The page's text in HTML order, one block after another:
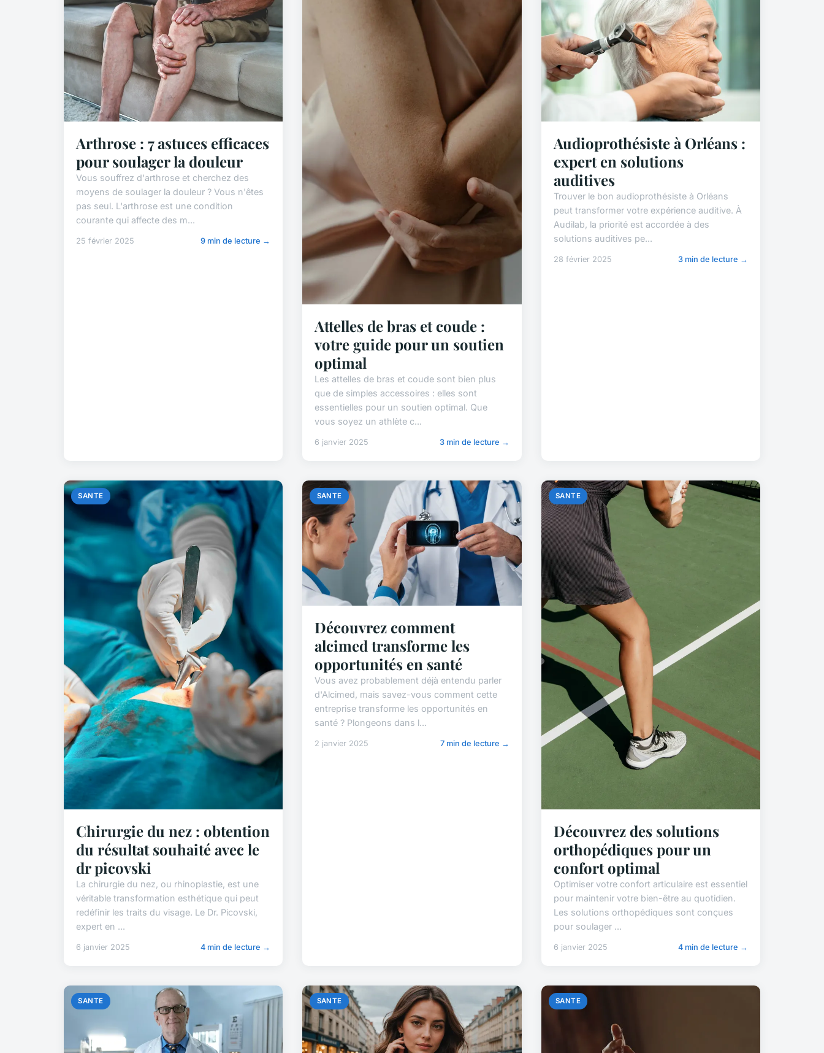
Arthrose : 7 astuces efficaces
pour soulager la douleur
Vous souffrez d'arthrose et cherchez des
moyens de soulager la douleur ? Vous n'êtes
pas seul. L'arthrose est une condition
courante qui affecte des m...
25 février 2025 9 min de lecture →
Attelles de bras et coude :
votre guide pour un soutien
optimal
Les attelles de bras et coude sont bien plus
que de simples accessoires : elles sont
essentielles pour un soutien optimal. Que
vous soyez un athlète c...
6 janvier 2025 3 min de lecture →
Audioprothésiste à Orléans :
expert en solutions
auditives
Trouver le bon audioprothésiste à Orléans
peut transformer votre expérience auditive. À
Audilab, la priorité est accordée à des
solutions auditives pe...
28 février 2025 3 min de lecture →
SANTE
Chirurgie du nez : obtention
du résultat souhaité avec le
dr picovski
La chirurgie du nez, ou rhinoplastie, est une
véritable transformation esthétique qui peut
redéfinir les traits du visage. Le Dr. Picovski,
expert en ...
6 janvier 2025 4 min de lecture →
SANTE
Découvrez comment
alcimed transforme les
opportunités en santé
Vous avez probablement déjà entendu parler
d'Alcimed, mais savez-vous comment cette
entreprise transforme les opportunités en
santé ? Plongeons dans l...
2 janvier 2025 7 min de lecture →
SANTE
Découvrez des solutions
orthopédiques pour un
confort optimal
Optimiser votre confort articulaire est essentiel
pour maintenir votre bien-être au quotidien.
Les solutions orthopédiques sont conçues
pour soulager ...
6 janvier 2025 4 min de lecture →
SANTE SANTE SANTE